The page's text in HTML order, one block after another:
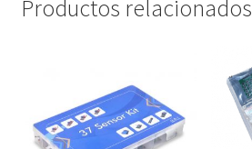
Productos relacionados